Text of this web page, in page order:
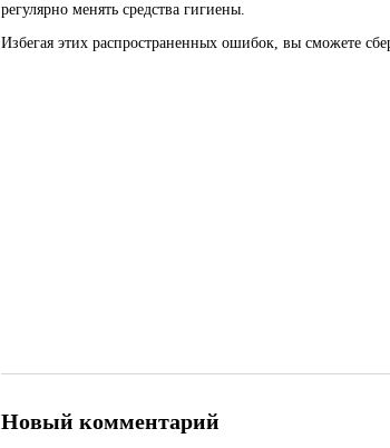
регулярно менять средства гигиены.
Избегая этих распространенных ошибок, вы сможете
Новый комментарий